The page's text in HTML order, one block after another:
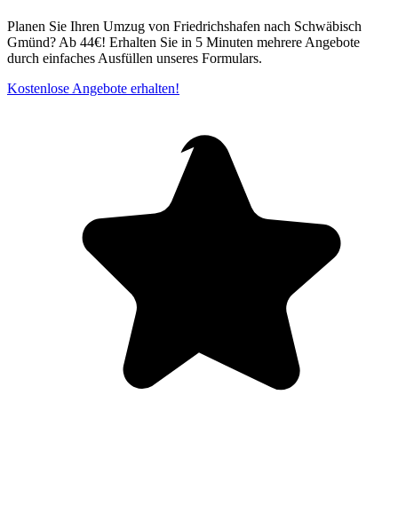
Planen Sie Ihren Umzug von Friedrichshafen nach Schwäbisch
Gmünd? Ab 44€! Erhalten Sie in 5 Minuten mehrere Angebote
durch einfaches Ausfüllen unseres Formulars.
Kostenlose Angebote erhalten!